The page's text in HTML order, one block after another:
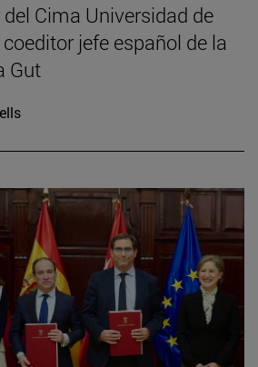
Cima Universidad de
jefe español de la
Gut